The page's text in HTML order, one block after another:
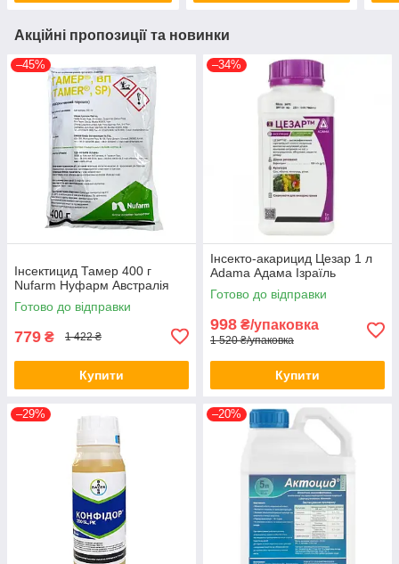
Акційні пропозиції та новинки
–45%
Інсектицид Тамер 400 г
Nufarm Нуфарм Австралія
Готово до відправки
779 ₴ 1 422 ₴
Купити
–34%
Інсекто-акарицид Цезар 1 л
Adama Адама Ізраїль
Готово до відправки
998 ₴/упаковка
1 520 ₴/упаковка
Купити
–29% –20%